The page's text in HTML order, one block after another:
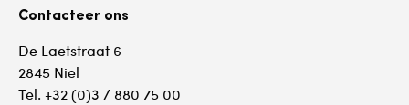
Contacteer ons
De Laetstraat 6
2845 Niel
Tel. +32 (0)3 / 880 75 00